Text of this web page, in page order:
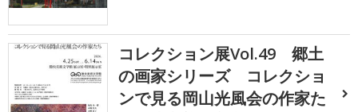
コレクション展Vol.49 郷土
の画家シリーズ コレクショ
ンで見る岡山光風会の作家た